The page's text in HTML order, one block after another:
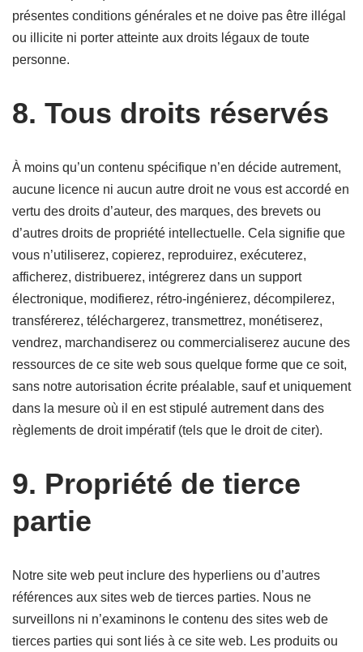
présentes conditions générales et ne doive pas être illégal
ou illicite ni porter atteinte aux droits légaux de toute
personne.
8. Tous droits réservés
À moins qu’un contenu spécifique n’en décide autrement,
aucune licence ni aucun autre droit ne vous est accordé en
vertu des droits d’auteur, des marques, des brevets ou
d’autres droits de propriété intellectuelle. Cela signifie que
vous n’utiliserez, copierez, reproduirez, exécuterez,
afficherez, distribuerez, intégrerez dans un support
électronique, modifierez, rétro-ingénierez, décompilerez,
transférerez, téléchargerez, transmettrez, monétiserez,
vendrez, marchandiserez ou commercialiserez aucune des
ressources de ce site web sous quelque forme que ce soit,
sans notre autorisation écrite préalable, sauf et uniquement
dans la mesure où il en est stipulé autrement dans des
règlements de droit impératif (tels que le droit de citer).
9. Propriété de tierce
partie
Notre site web peut inclure des hyperliens ou d’autres
références aux sites web de tierces parties. Nous ne
surveillons ni n’examinons le contenu des sites web de
tierces parties qui sont liés à ce site web. Les produits ou